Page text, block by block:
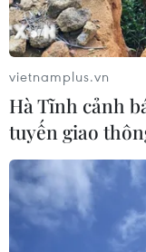
biết, họ kỳ vọng
thùng/ngày mỗi
tăng 2,2 triệu
Giá dầu thế
1% sau cuộc
OPEC+
Chốt phiên
giá dầu Brent
vietnamplus.vn
Hà Tĩnh cảnh
tuyến giao